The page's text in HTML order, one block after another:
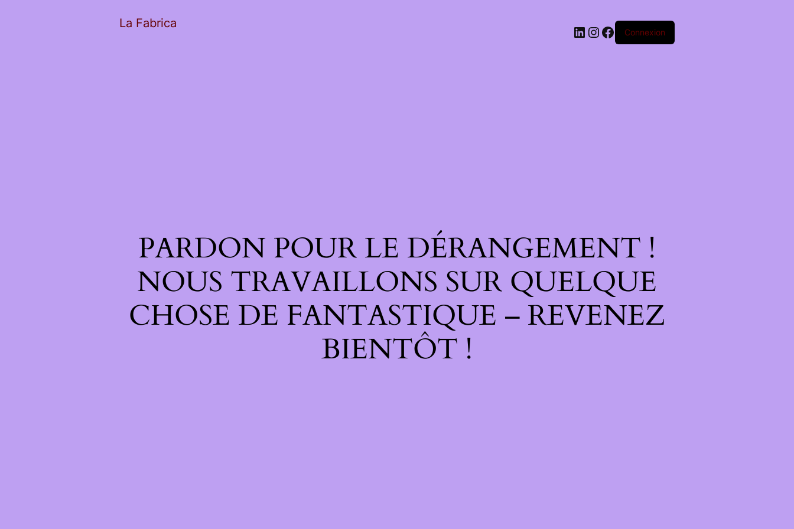
La Fabrica
Connexion
PARDON POUR LE DÉRANGEMENT !
NOUS TRAVAILLONS SUR QUELQUE
CHOSE DE FANTASTIQUE – REVENEZ
BIENTÔT !